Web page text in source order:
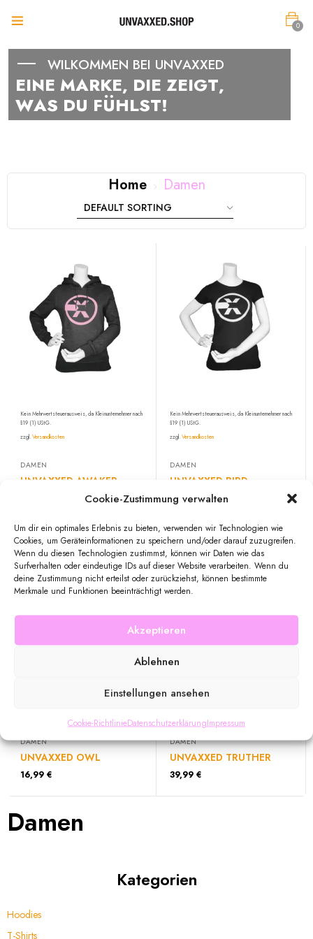
Cookie-Zustimmung verwalten
Um dir ein optimales Erlebnis zu bieten, verwenden wir Technologien wie
Cookies, um Geräteinformationen zu speichern und/oder darauf zuzugreifen.
Wenn du diesen Technologien zustimmst, können wir Daten wie das
Surfverhalten oder eindeutige IDs auf dieser Website verarbeiten. Wenn du
deine Zustimmung nicht erteilst oder zurückziehst, können bestimmte
Merkmale und Funktionen beeinträchtigt werden.
Akzeptieren
Ablehnen
Einstellungen ansehen
Cookie-RichtlinieDatenschutzerklärungImpressum
0
EINE MARKE, DIE ZEIGT,
WAS DU FÜHLST!
WILKOMMEN BEI UNVAXXED
Damen
Kategorien
Hoodies
T-Shirts
Home Damen
Kein Mehrwertsteuerausweis, da Kleinunternehmer nach
§19 (1) UStG.
zzgl.Versandkosten
DAMEN
UNVAXXED AWAKER
Kein Mehrwertsteuerausweis, da Kleinunternehmer nach
§19 (1) UStG.
zzgl.Versandkosten
DAMEN
UNVAXXED BIRD
16,99€
Kein Mehrwertsteuerausweis, da Kleinunternehmer nach
DAMEN
UNVAXXED OWL
16,99 €
Kein Mehrwertsteuerausweis, da Kleinunternehmer nach
§19 (1) UStG.
DAMEN
UNVAXXED TRUTHER
39,99 €